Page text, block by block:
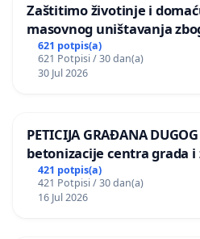
Zaštitimo životinje i
masovnog uništavanja
kuge
621 potpis(a)
621 Potpisi / 30 dan(a)
30 Jul 2026
PETICIJA GRAĐANA
betonizacije centra grada i
postojećih zelenih
donošenju izmjena
421 potpis(a)
421 Potpisi / 30 dan(a)
16 Jul 2026